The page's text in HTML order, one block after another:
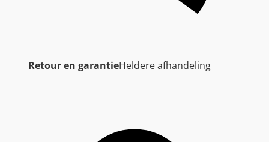
Retour en garantieHeldere afhandeling